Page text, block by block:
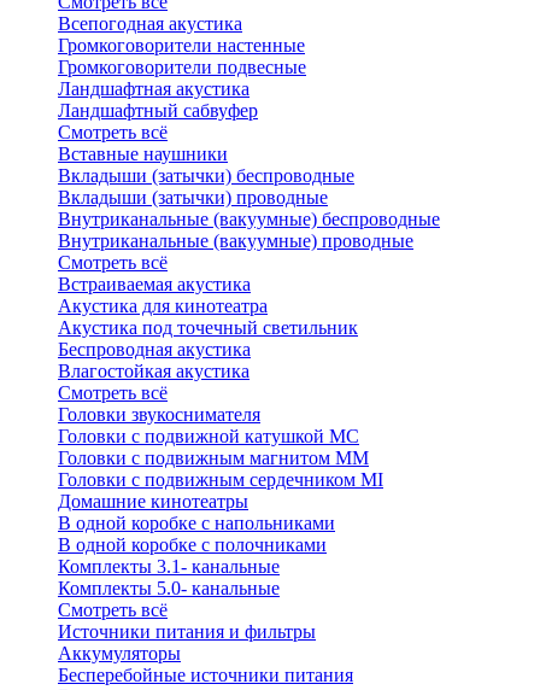
Всепогодная акустика
Громкоговорители настенные
Громкоговорители подвесные
Ландшафтная акустика
Ландшафтный сабвуфер
Смотреть всё
Вставные наушники
Вкладыши (затычки) беспроводные
Вкладыши (затычки) проводные
Внутриканальные (вакуумные) беспроводные
Внутриканальные (вакуумные) проводные
Смотреть всё
Встраиваемая акустика
Акустика для кинотеатра
Акустика под точечный светильник
Беспроводная акустика
Влагостойкая акустика
Смотреть всё
Головки звукоснимателя
Головки с подвижной катушкой MC
Головки с подвижным магнитом ММ
Головки с подвижным сердечником MI
Домашние кинотеатры
В одной коробке с напольниками
В одной коробке с полочниками
Комплекты 3.1- канальные
Комплекты 5.0- канальные
Смотреть всё
Источники питания и фильтры
Аккумуляторы
Бесперебойные источники питания